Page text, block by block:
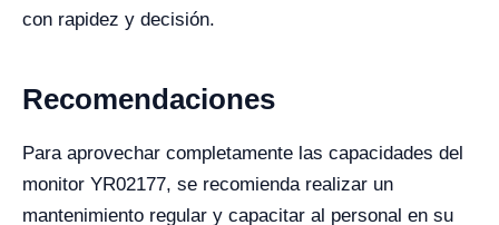
con rapidez y decisión.
Recomendaciones
Para aprovechar completamente las capacidades del
monitor YR02177, se recomienda realizar un
mantenimiento regular y capacitar al personal en su